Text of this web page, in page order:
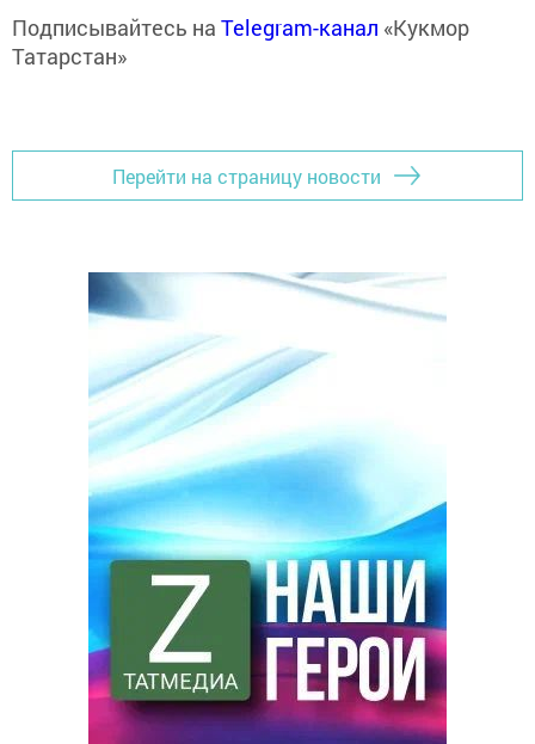
Подписывайтесь на Telegram-канал «Кукмор
Татарстан»
Перейти на страницу новости